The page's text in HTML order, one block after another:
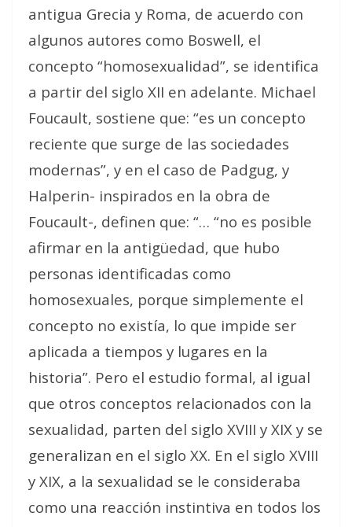
antigua Grecia y Roma, de acuerdo con
algunos autores como Boswell, el
concepto “homosexualidad”, se identifica
a partir del siglo XII en adelante. Michael
Foucault, sostiene que: “es un concepto
reciente que surge de las sociedades
modernas”, y en el caso de Padgug, y
Halperin- inspirados en la obra de
Foucault-, definen que: “… “no es posible
afirmar en la antigüedad, que hubo
personas identificadas como
homosexuales, porque simplemente el
concepto no existía, lo que impide ser
aplicada a tiempos y lugares en la
historia”. Pero el estudio formal, al igual
que otros conceptos relacionados con la
sexualidad, parten del siglo XVIII y XIX y se
generalizan en el siglo XX. En el siglo XVIII
y XIX, a la sexualidad se le consideraba
como una reacción instintiva en todos los